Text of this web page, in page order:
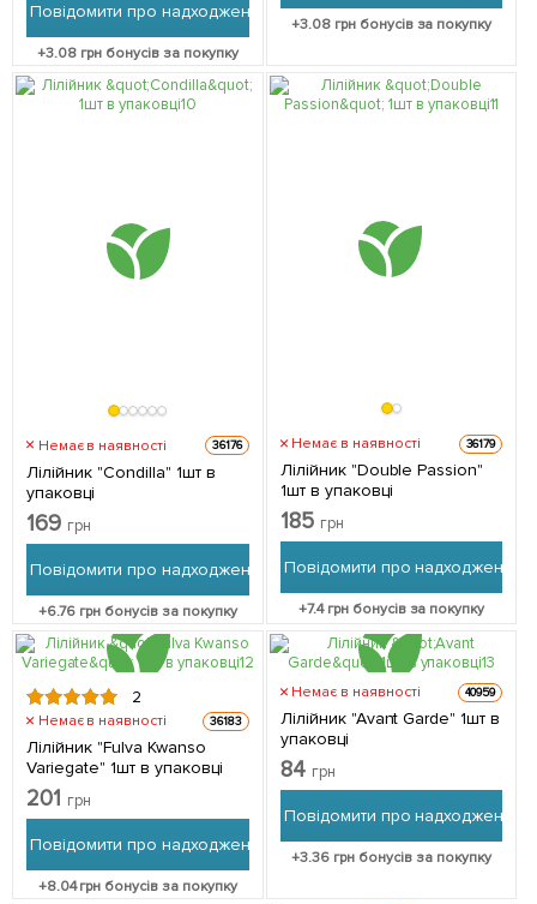
Повідомити про надходження
+3.08 грн бонусів за покупку
+3.08грн бонусів за покупку
Немає в наявності 36176
Лілійник "Condilla" 1шт в
упаковці
169 грн
Повідомити про надходження
+6.76 грн бонусів за покупку
Немає в наявності 36179
Лілійник "Double Passion"
1шт в упаковці
185 грн
Повідомити про надходження
+7.4грн бонусів за покупку
2
Немає в наявності 36183
Лілійник "Fulva Kwanso
Variegate" 1шт в упаковці
201 грн
Повідомити про надходження
+8.04грн бонусів за покупку
Немає в наявності 40959
Лілійник "Avant Garde" 1шт в
упаковці
84 грн
Повідомити про надходження
+3.36 грн бонусів за покупку